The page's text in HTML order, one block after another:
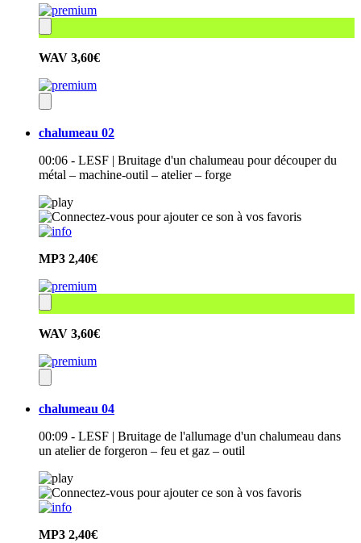
WAV 3,60€
chalumeau 02
00:06 - LESF | Bruitage d'un chalumeau pour découper du
métal – machine-outil – atelier – forge
MP3 2,40€
WAV 3,60€
chalumeau 04
00:09 - LESF | Bruitage de l'allumage d'un chalumeau dans
un atelier de forgeron – feu et gaz – outil
MP3 2,40€